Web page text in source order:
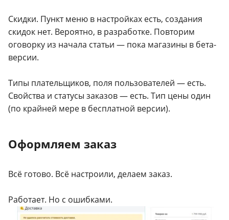
Скидки. Пункт меню в настройках есть, создания
скидок нет. Вероятно, в разработке. Повторим
оговорку из начала статьи — пока магазины в бета-
версии.
Типы плательщиков, поля пользователей — есть.
Свойства и статусы заказов — есть. Тип цены один
(по крайней мере в бесплатной версии).
Оформляем заказ
Всё готово. Всё настроили, делаем заказ.
Работает. Но с ошибками.